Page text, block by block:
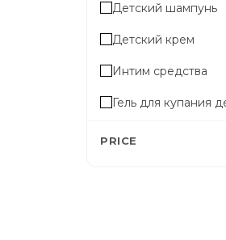
Детский шампунь
Детский крем
Интим средства
Гель для купания
PRICE